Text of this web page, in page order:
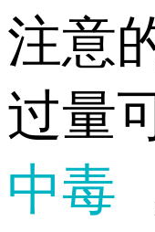
注意
过量
中毒